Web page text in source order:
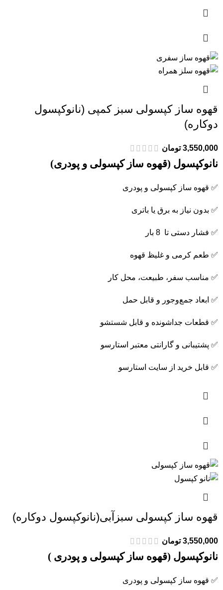
قهوه ساز کپسولی سبز کمپی (نانوکپسول
دوکاره)
3,550,000 تومان
نانوکپسول (قهوه ساز کپسولی و پودری)
✅ قهوه ساز کپسولی و پودری
✅ بدون نیاز به برق یا باتری
✅ فشار دستی تا 8 بار
✅ طعم کرمی و غلیظ قهوه
✅ مناسب سفر، طبیعت، محل کار
✅ ابعاد جمع‌وجور و قابل حمل
✅ قطعات جداشونده و قابل شستشو
✅ پشتیبانی و گارانتی معتبر استارسو
✅ قابل خرید از سایت استارسو
قهوه ساز کپسولی سبزآبی(نانوکپسول دوکاره)
3,550,000 تومان
نانوکپسول (قهوه ساز کپسولی و پودری )
✅ قهوه ساز کپسولی و پودری